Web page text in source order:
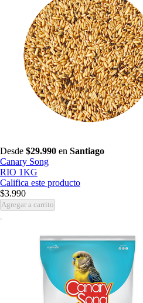
Desde $29.990 en Santiago
Canary Song
RIO 1KG
Califica este producto
$3.990
Agregar a carrito